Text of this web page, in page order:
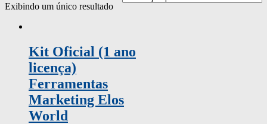
Exibindo um único resultado
Kit Oficial (1 ano
licença)
Ferramentas
Marketing Elos
World